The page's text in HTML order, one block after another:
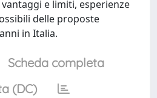
e limiti, esperienze
delle proposte
in Italia.
Scheda completa
(DC)